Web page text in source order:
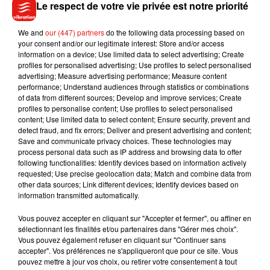
“No podía dejar de sonreír”, escribió el reportero de E!,
han surgido en las redes sociales, donde bromean diciendo
que los actores volverán a unirse o que Angelina Jolie siente
rabia por el suceso. ¿Tú también te despertaste feliz con
esta noticia? Dime qué opinas. . . #BradPitt #JenniferAniston
#BradAndJen #SAG #SagAwards #SagAward2020 #friends
#actor #actress #jenandbrad #sagawards #couple #love
#2000s #Cine #Hollywood #Movies #Netflix #Premios
#Oscar2020 #themorningshow
##onceuponatimeinhollywood
Une publication partagée parQuinta Fila(@quintafilacine) le 20
acteur dans un second rôle pour sa performance dansOnce
Upon a Time… in Hollywood. Heureux avec son trophée à la
main, l'acteur de 56 ans a ainsi livré un discours au public.
Le respect de votre vie privée est notre priorité
We and our (447) partnersdo the following data processing based on
your consent and/or our legitimate interest: Store and/or access
information on a device; Use limited data to select advertising; Create
profiles for personalised advertising; Use profiles to select personalised
advertising; Measure advertising performance; Measure content
performance; Understand audiences through statistics or combinations
of data from different sources; Develop and improve services; Create
profiles to personalise content; Use profiles to select personalised
content; Use limited data to select content; Ensure security, prevent and
detect fraud, and fix errors; Deliver and present advertising and content;
Save and communicate privacy choices. These technologies may
process personal data such as IP address and browsing data to offer
following functionalities: Identify devices based on information actively
requested; Use precise geolocation data; Match and combine data from
other data sources; Link different devices; Identify devices based on
information transmitted automatically.
Vous pouvez accepter en cliquant sur "Accepter et fermer", ou affiner en
sélectionnant les finalités et/ou partenaires dans "Gérer mes choix".
Vous pouvez également refuser en cliquant sur "Continuer sans
accepter". Vos préférences ne s'appliqueront que pour ce site. Vous
pouvez mettre à jour vos choix, ou retirer votre consentement à tout